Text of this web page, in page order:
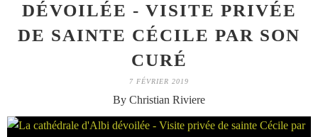
DÉVOILÉE - VISITE PRIVÉE
DE SAINTE CÉCILE PAR SON
CURÉ
7 FÉVRIER 2019
By Christian Riviere